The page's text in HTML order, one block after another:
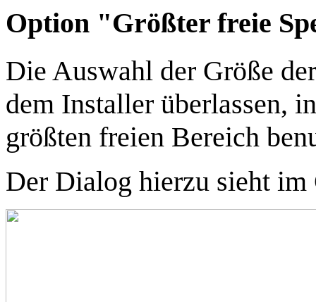
Option "Größter freie
Die Auswahl der Größe
dem Installer überlassen,
größten freien Bereich
Der Dialog hierzu sieht